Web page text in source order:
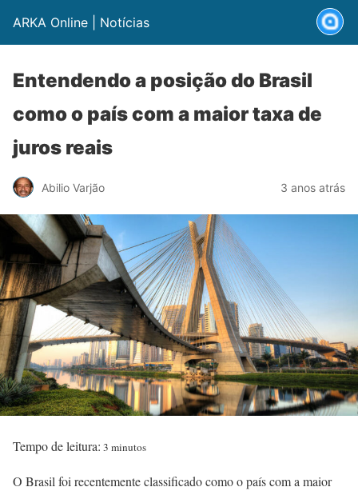
ARKA Online | Notícias
Entendendo a posição do Brasil
como o país com a maior taxa de
juros reais
Abilio Varjão 3 anos atrás
Tempo de leitura: 3 minutos
O Brasil foi recentemente classificado como o país com a maior